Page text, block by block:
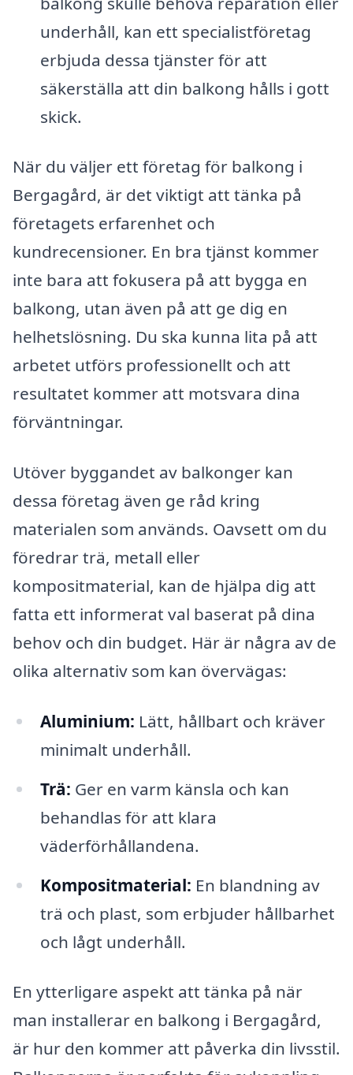
underhåll, kan ett specialistföretag
erbjuda dessa tjänster för att
säkerställa att din balkong hålls i gott
skick.
När du väljer ett företag för balkong i
Bergagård, är det viktigt att tänka på
företagets erfarenhet och
kundrecensioner. En bra tjänst kommer
inte bara att fokusera på att bygga en
balkong, utan även på att ge dig en
helhetslösning. Du ska kunna lita på att
arbetet utförs professionellt och att
resultatet kommer att motsvara dina
förväntningar.
Utöver byggandet av balkonger kan
dessa företag även ge råd kring
materialen som används. Oavsett om du
föredrar trä, metall eller
kompositmaterial, kan de hjälpa dig att
fatta ett informerat val baserat på dina
behov och din budget. Här är några av de
olika alternativ som kan övervägas:
Aluminium: Lätt, hållbart och kräver
minimalt underhåll.
Trä: Ger en varm känsla och kan
behandlas för att klara
väderförhållandena.
Kompositmaterial: En blandning av
trä och plast, som erbjuder hållbarhet
och lågt underhåll.
En ytterligare aspekt att tänka på när
man installerar en balkong i Bergagård,
är hur den kommer att påverka din livsstil.